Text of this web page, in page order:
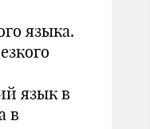
языка.
язык в
в